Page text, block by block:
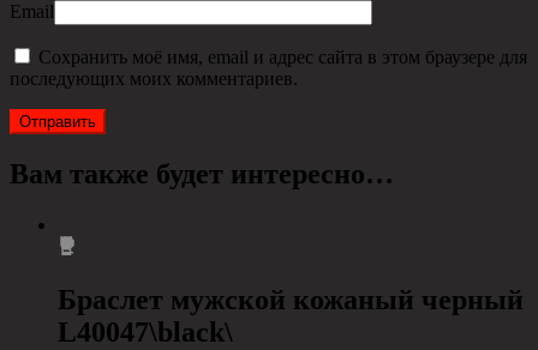
Email
Сохранить моё имя, email и адрес сайта в этом браузере для
последующих моих комментариев.
Вам также будет интересно…
Браслет мужской кожаный черный
L40047\black\